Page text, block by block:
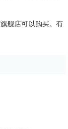
舰店可以购买。有